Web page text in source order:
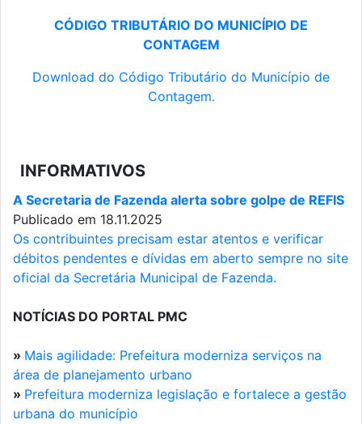
CÓDIGO TRIBUTÁRIO DO MUNICÍPIO DE
CONTAGEM
Download do Código Tributário do Município de
Contagem.
INFORMATIVOS
A Secretaria de Fazenda alerta sobre golpe de REFIS
Publicado em 18.11.2025
Os contribuintes precisam estar atentos e verificar
débitos pendentes e dívidas em aberto sempre no site
oficial da Secretária Municipal de Fazenda.
NOTÍCIAS DO PORTAL PMC
» Mais agilidade: Prefeitura moderniza serviços na
área de planejamento urbano
» Prefeitura moderniza legislação e fortalece a gestão
urbana do município